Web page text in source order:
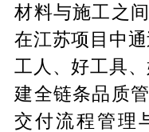
材料与施工之
在江苏项目中
工人、好工具
建全链条品质
交付流程管理